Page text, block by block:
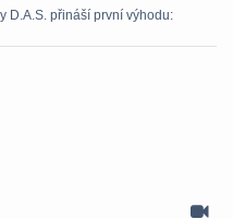
D.A.S. přináší první výhodu: